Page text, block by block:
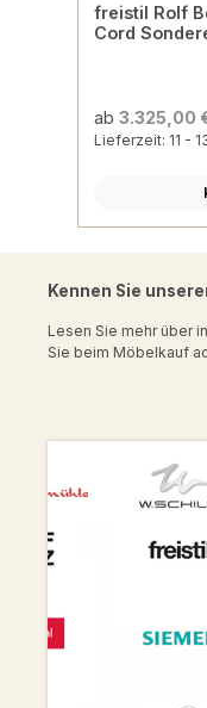
freistil Rolf
Cord
ab 3.325,00
Lieferzeit: 11 -
Kennen Sie
Lesen Sie mehr über
Sie beim Möbelkauf